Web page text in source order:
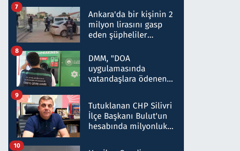
ifadelerinden ortaya
çıkan tablo şok etti
Ankara'da bir kişinin 2
milyon lirasını gasp
eden şüpheliler
7
DMM, "DOA
uygulamasında
vatandaşlara ödenen
düşürüldüğü" iddiasını
yalanladı
8
Tutuklanan CHP Silivri
İlçe Başkanı Bulut'un
hesabında milyonluk
talimat verdi, ben
9
10